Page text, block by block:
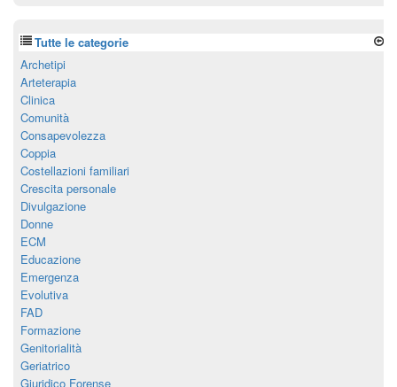
Tutte le categorie
Archetipi
Arteterapia
Clinica
Comunità
Consapevolezza
Coppia
Costellazioni familiari
Crescita personale
Divulgazione
Donne
ECM
Educazione
Emergenza
Evolutiva
FAD
Formazione
Genitorialità
Geriatrico
Giuridico Forense